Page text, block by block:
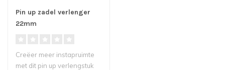
Pin up zadel verlenger
22mm
Creëer meer instapruimte
met dit pin up verlengstuk